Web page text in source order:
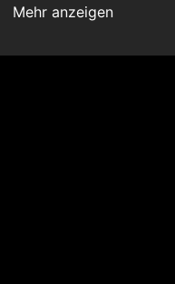
Mehr anzeigen